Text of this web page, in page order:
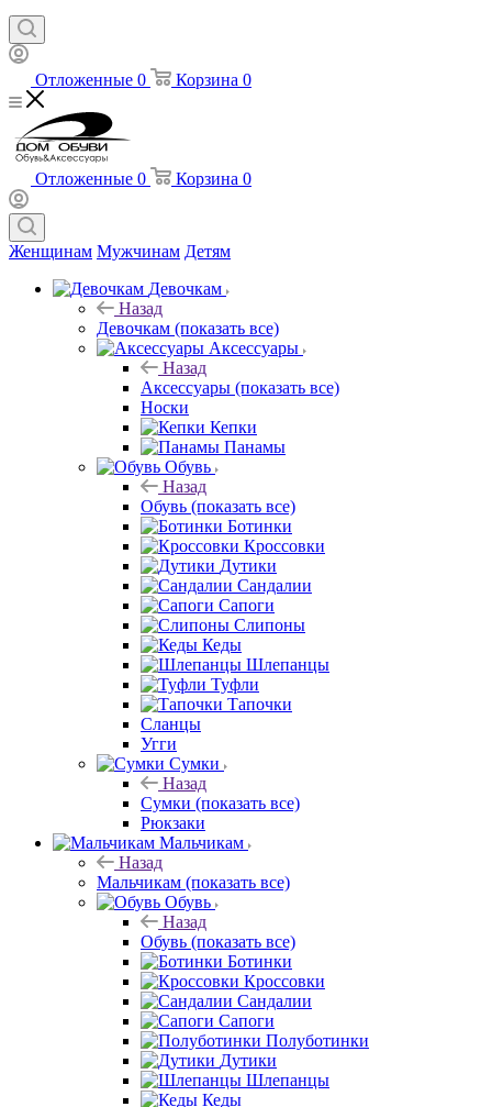
Отложенные 0 Корзина 0
Отложенные 0 Корзина 0
Женщинам Мужчинам Детям
Девочкам
Назад
Девочкам (показать все)
Аксессуары
Назад
Аксессуары (показать все)
Носки
Кепки
Панамы
Обувь
Назад
Обувь (показать все)
Ботинки
Кроссовки
Дутики
Сандалии
Сапоги
Слипоны
Кеды
Шлепанцы
Туфли
Тапочки
Сланцы
Угги
Сумки
Назад
Сумки (показать все)
Рюкзаки
Мальчикам
Назад
Мальчикам (показать все)
Обувь
Назад
Обувь (показать все)
Ботинки
Кроссовки
Сандалии
Сапоги
Полуботинки
Дутики
Шлепанцы
Кеды